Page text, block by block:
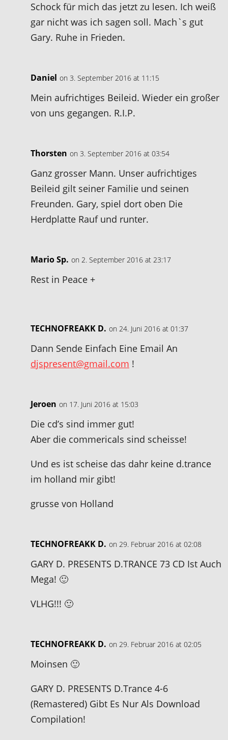
Schock für mich das jetzt zu lesen. Ich weiß
gar nicht was ich sagen soll. Mach`s gut
Gary. Ruhe in Frieden.
Daniel on 3. September 2016 at 11:15
Mein aufrichtiges Beileid. Wieder ein großer
von uns gegangen. R.I.P.
Thorsten on 3. September 2016 at 03:54
Ganz grosser Mann. Unser aufrichtiges
Beileid gilt seiner Familie und seinen
Freunden. Gary, spiel dort oben Die
Herdplatte Rauf und runter.
Mario Sp. on 2. September 2016 at 23:17
Rest in Peace +
TECHNOFREAKK D. on 24. Juni 2016 at 01:37
Dann Sende Einfach Eine Email An
djspresent@gmail.com !
Jeroen on 17. Juni 2016 at 15:03
Die cd’s sind immer gut!
Aber die commericals sind scheisse!
Und es ist scheise das dahr keine d.trance
im holland mir gibt!
grusse von Holland
TECHNOFREAKK D. on 29. Februar 2016 at 02:08
GARY D. PRESENTS D.TRANCE 73 CD Ist Auch
Mega! 🙂
VLHG!!! 🙂
TECHNOFREAKK D. on 29. Februar 2016 at 02:05
Moinsen 🙂
GARY D. PRESENTS D.Trance 4-6
(Remastered) Gibt Es Nur Als Download
Compilation!